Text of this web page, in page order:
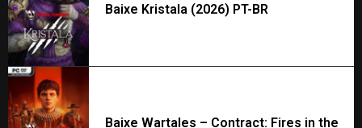
Baixe Kristala (2026) PT-BR
Baixe Wartales – Contract: Fires in the